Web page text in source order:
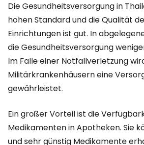
Die Gesundheitsversorgung in
hohen Standard und die Qualität
Einrichtungen ist gut. In
die Gesundheitsversorgung
Im Falle einer Notfallverletzung
Militärkrankenhäusern eine
gewährleistet.
Ein großer Vorteil ist die
Medikamenten in Apotheken. Sie
und sehr günstig Medikamente